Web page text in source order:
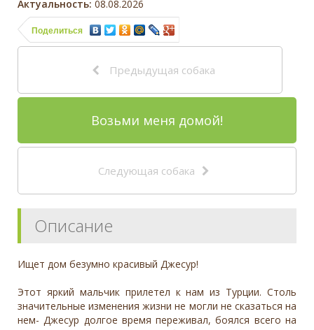
Актуальность: 08.08.2026
Поделиться
Предыдущая собака
Возьми меня домой!
Следующая собака
Описание
​Ищет дом безумно красивый Джесур!
Этот яркий мальчик прилетел к нам из Турции. Столь
значительные изменения жизни не могли не сказаться на
нем- Джесур долгое время переживал, боялся всего на